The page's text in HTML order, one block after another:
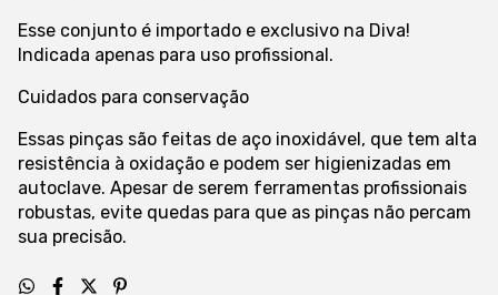
Esse conjunto é importado e exclusivo na Diva!
Indicada apenas para uso profissional.
Cuidados para conservação
Essas pinças são feitas de aço inoxidável, que tem alta
resistência à oxidação e podem ser higienizadas em
autoclave. Apesar de serem ferramentas profissionais
robustas, evite quedas para que as pinças não percam
sua precisão.